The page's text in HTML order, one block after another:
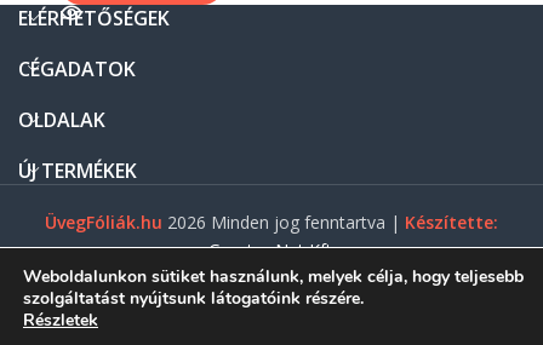
ELÉRHETŐSÉGEK
CÉGADATOK
OLDALAK
ÚJ TERMÉKEK
ÜvegFóliák.hu 2026 Minden jog fenntartva | Készítette:
Gasztro Net Kft.
Weboldalunkon sütiket használunk, melyek célja, hogy teljesebb
szolgáltatást nyújtsunk látogatóink részére.
Részletek